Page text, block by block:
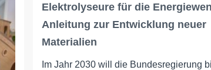
Elektrolyseure für die
Anleitung zur Entwicklung neuer
Materialien
Im Jahr 2030 will die Bundesregierung